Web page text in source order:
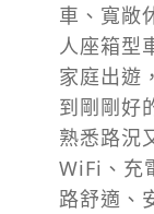
車、寬敞
人座箱型
家庭出遊
到剛剛好
熟悉路況
WiFi、充
路舒適、